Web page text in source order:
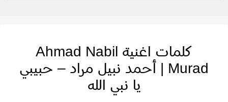
كلمات اغنية Ahmad Nabil
Murad | أحمد نبيل مراد – حبيبي
يا نبي الله